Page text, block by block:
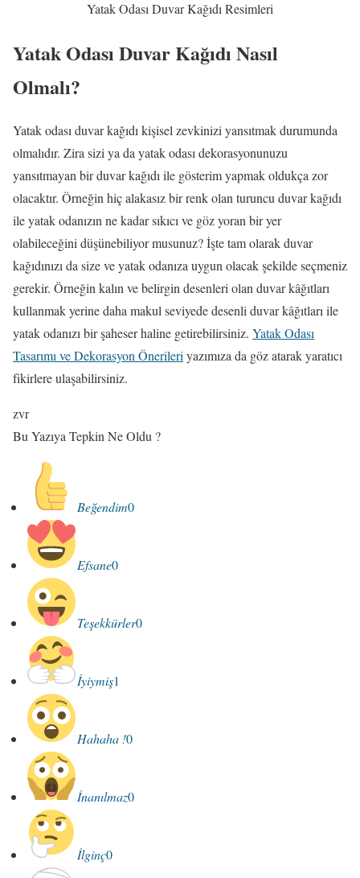
Yatak Odası Duvar Kağıdı Resimleri
Yatak Odası Duvar Kağıdı Nasıl
Olmalı?
Yatak odası duvar kağıdı kişisel zevkinizi yansıtmak durumunda
olmalıdır. Zira sizi ya da yatak odası dekorasyonunuzu
yansıtmayan bir duvar kağıdı ile gösterim yapmak oldukça zor
olacaktır. Örneğin hiç alakasız bir renk olan turuncu duvar kağıdı
ile yatak odanızın ne kadar sıkıcı ve göz yoran bir yer
olabileceğini düşünebiliyor musunuz? İşte tam olarak duvar
kağıdınızı da size ve yatak odanıza uygun olacak şekilde seçmeniz
gerekir. Örneğin kalın ve belirgin desenleri olan duvar kâğıtları
kullanmak yerine daha makul seviyede desenli duvar kâğıtları ile
yatak odanızı bir şaheser haline getirebilirsiniz. Yatak Odası
Tasarımı ve Dekorasyon Önerileriyazımıza da göz atarak yaratıcı
fikirlere ulaşabilirsiniz.
zvr
Bu Yazıya Tepkin Ne Oldu ?
Beğendim0
Efsane0
Teşekkürler0
İyiymiş1
Hahaha !0
İnanılmaz0
İlginç0